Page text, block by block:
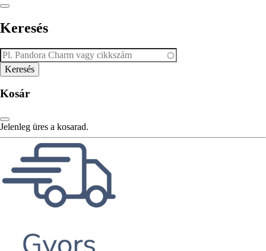
Keresés
Kosár
Jelenleg üres a kosarad.